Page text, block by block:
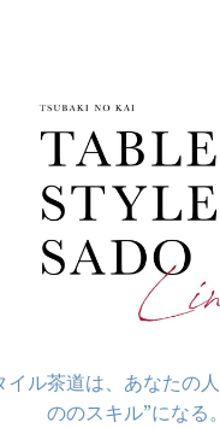
イル茶道は、あなたの
ののスキル”になる。